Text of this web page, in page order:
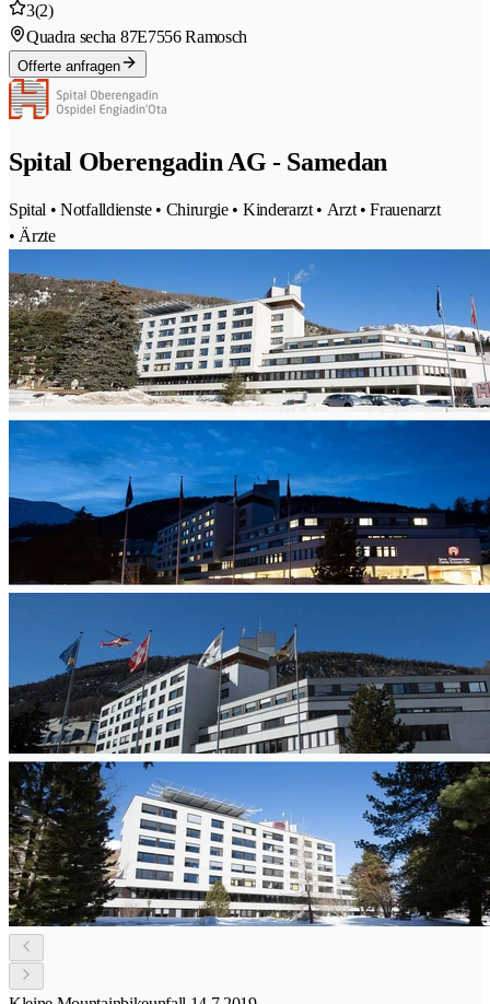
3(2)
Quadra secha 87E7556 Ramosch
Offerte anfragen
Spital Oberengadin AG - Samedan
Spital • Notfalldienste • Chirurgie • Kinderarzt • Arzt • Frauenarzt
• Ärzte